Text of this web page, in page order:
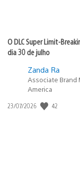
O DLC Super Limit-
dia 30 de julho
Zanda Ra
Associate Brand
America
Data
23/07/2026 42